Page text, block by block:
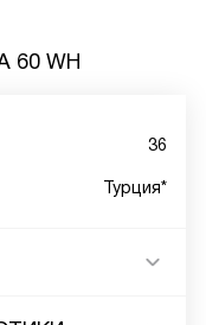
60 WH
36
Турция*